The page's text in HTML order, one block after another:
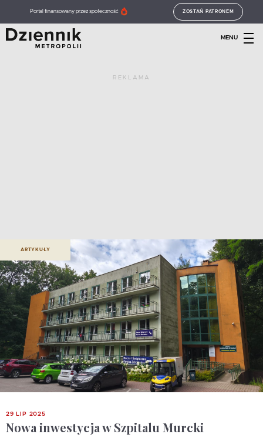
Portal finansowany przez społeczność ZOSTAŃ PATRONEM
MENU
REKLAMA
ARTYKUŁY
29 LIP 2025
Nowa inwestycja w Szpitalu Murcki